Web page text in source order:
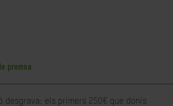
premsa
desgrava: els primers 250€ que donis